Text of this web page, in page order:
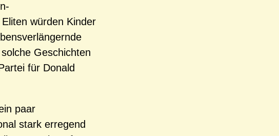
würden Kinder
Geschichten
für Donald
paar
stark erregend